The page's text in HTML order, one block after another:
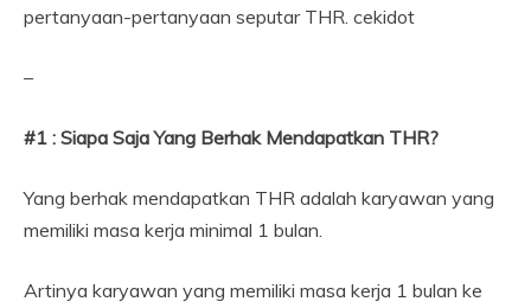
pertanyaan-pertanyaan seputar THR. cekidot
–
#1 : Siapa Saja Yang Berhak Mendapatkan THR?
Yang berhak mendapatkan THR adalah karyawan yang
memiliki masa kerja minimal 1 bulan.
Artinya karyawan yang memiliki masa kerja 1 bulan ke